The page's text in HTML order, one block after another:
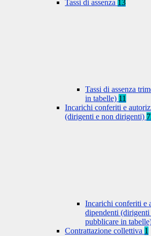
Tassi di assenza 13
Tassi di assenza
in tabelle) 11
Incarichi conferiti e
(dirigenti e non dirigenti)
Incarichi conferiti e
dipendenti
pubblicare in
Contrattazione collettiva 1